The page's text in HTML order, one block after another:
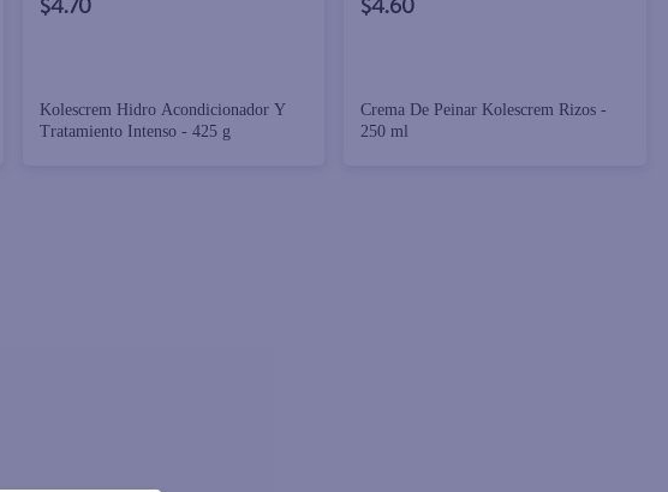
Kolescrem Hidro Acondicionador Y
Tratamiento Intenso - 425 g
Crema De Peinar Kolescrem Rizos -
250 ml